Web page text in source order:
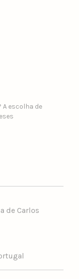
A escolha de
de Carlos